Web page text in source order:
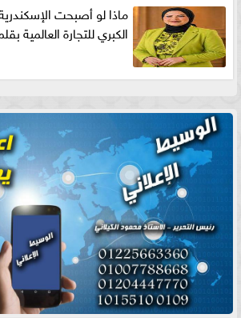
ماذا لو أصبحت
الكبري للتجارة العالمية